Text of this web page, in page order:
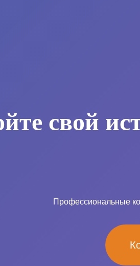
свой
Профессиональные